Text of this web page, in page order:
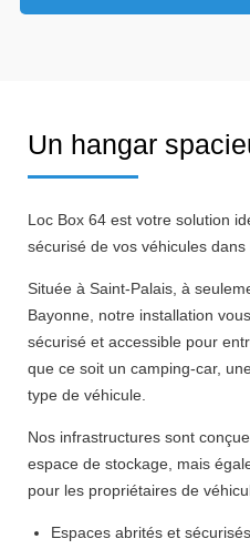
Un hangar
Loc Box 64 est votre solution
sécurisé de vos véhicules dans
Située à Saint-Palais, à
Bayonne, notre installation
sécurisé et accessible pour
que ce soit un camping-car,
type de véhicule.
Nos infrastructures sont
espace de stockage, mais
pour les propriétaires de
Espaces abrités et